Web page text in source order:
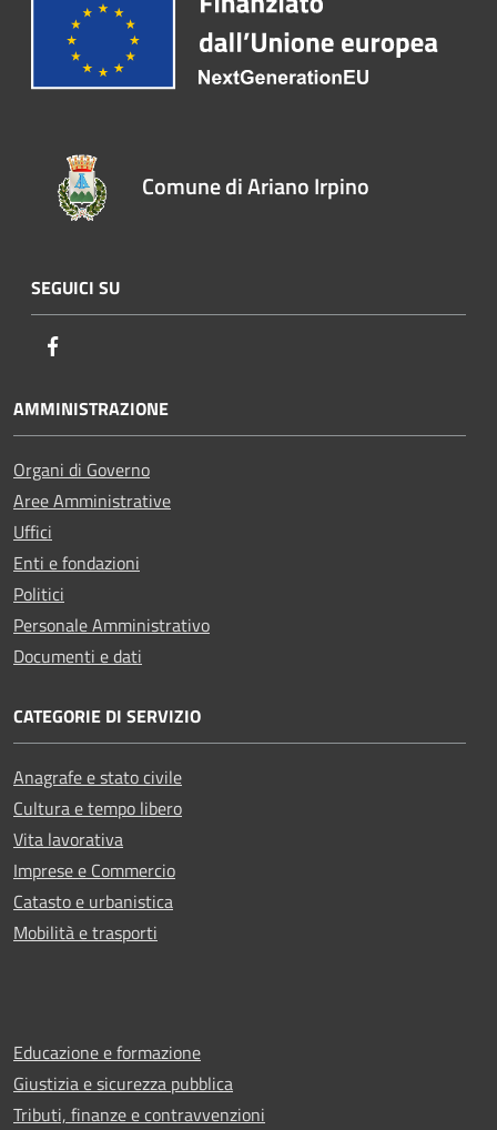
Comune di Ariano Irpino
SEGUICI SU
AMMINISTRAZIONE
Organi di Governo
Aree Amministrative
Uffici
Enti e fondazioni
Politici
Personale Amministrativo
Documenti e dati
CATEGORIE DI SERVIZIO
Anagrafe e stato civile
Cultura e tempo libero
Vita lavorativa
Imprese e Commercio
Catasto e urbanistica
Mobilità e trasporti
Educazione e formazione
Giustizia e sicurezza pubblica
Tributi, finanze e contravvenzioni